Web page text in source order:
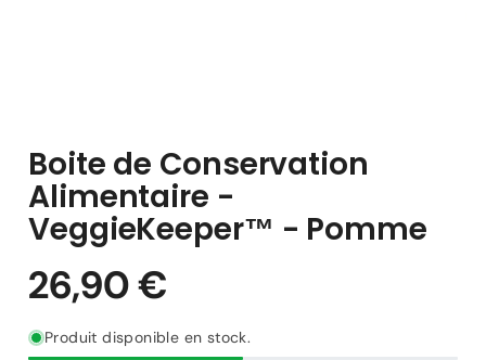
Boite de Conservation
Alimentaire -
VeggieKeeper™ - Pomme
Produit disponible en stock.